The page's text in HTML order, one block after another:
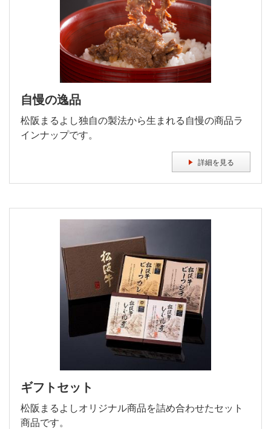
自慢の逸品
松阪まるよし独自の製法から生まれる自慢の商品ラ
インナップです。
詳細を見る
ギフトセット
松阪まるよしオリジナル商品を詰め合わせたセット
商品です。